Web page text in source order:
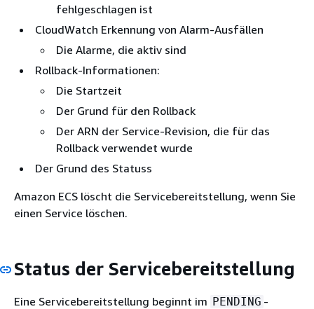
fehlgeschlagen ist
CloudWatch Erkennung von Alarm-Ausfällen
Die Alarme, die aktiv sind
Rollback-Informationen:
Die Startzeit
Der Grund für den Rollback
Der ARN der Service-Revision, die für das
Rollback verwendet wurde
Der Grund des Statuss
Amazon ECS löscht die Servicebereitstellung, wenn Sie
einen Service löschen.
Status der Servicebereitstellung
Eine Servicebereitstellung beginnt im PENDING -